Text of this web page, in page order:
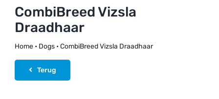
CombiBreed Vizsla
Draadhaar
Home• Dogs• CombiBreed Vizsla Draadhaar
Terug